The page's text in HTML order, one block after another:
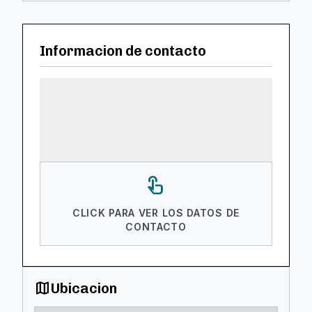
Informacion de contacto
touch_app
CLICK PARA VER LOS DATOS DE
CONTACTO
mapUbicacion